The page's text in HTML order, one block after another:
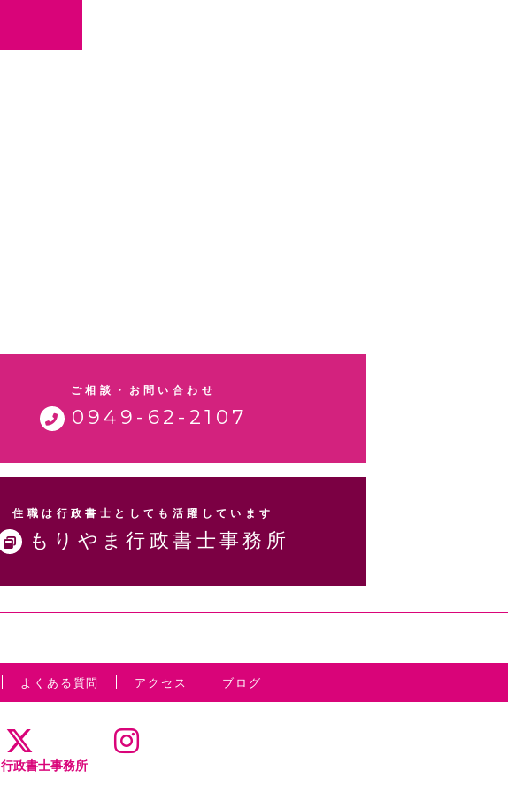
ご相談・お問い合わせ
0949-62-2107
住職は行政書士としても活躍しています
もりやま行政書士事務所
よくある質問 アクセス ブログ
行政書士事務所